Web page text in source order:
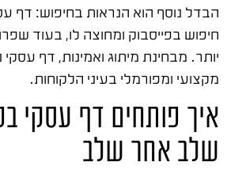
הבדל נוסף הוא הנראות בחיפוש: דף
חיפוש בפייסבוק ומחוצה לו, בעוד
יותר. מבחינת מיתוג ואמינות, דף
מקצועי ומפורמלי בעיני הלקוחות.
איך פותחים דף עסקי
שלב אחר שלב